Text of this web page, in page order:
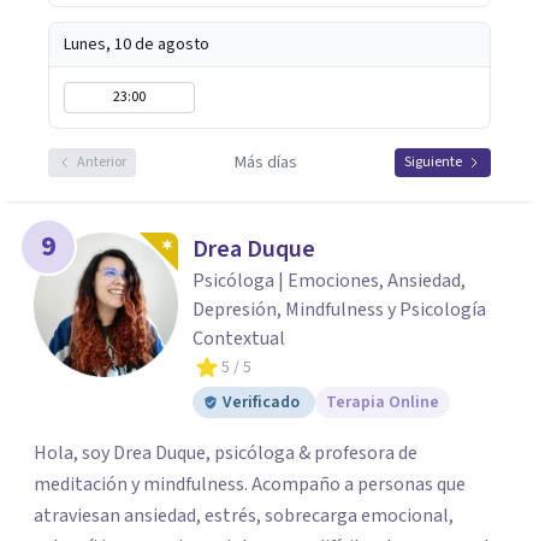
Lunes, 10 de agosto
23:00
Anterior Más días Siguiente
9 Drea Duque
Psicóloga | Emociones, Ansiedad,
Depresión, Mindfulness y Psicología
Contextual
5 / 5
Verificado
Terapia Online
Hola, soy Drea Duque, psicóloga & profesora de
meditación y mindfulness. Acompaño a personas que
atraviesan ansiedad, estrés, sobrecarga emocional,